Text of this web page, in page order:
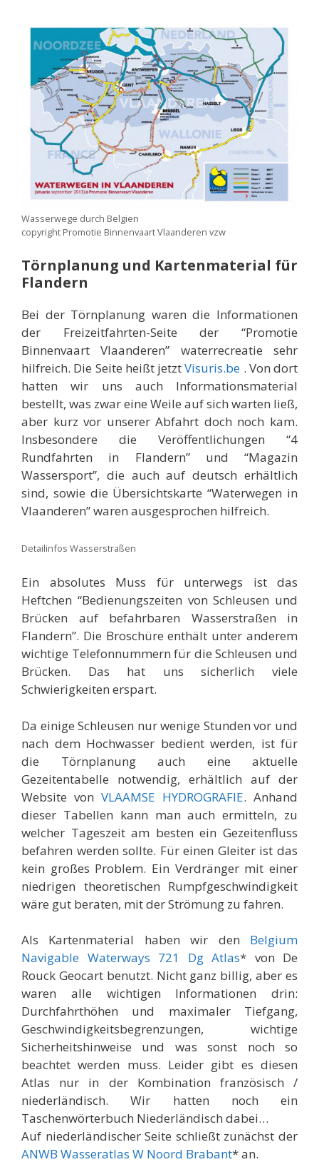
Wasserwege durch Belgien
copyright Promotie Binnenvaart Vlaanderen vzw
Törnplanung und Kartenmaterial für
Flandern
Bei der Törnplanung waren die Informationen
der Freizeitfahrten-Seite der “Promotie
Binnenvaart Vlaanderen” waterrecreatie sehr
hilfreich. Die Seite heißt jetztVisuris.be . Von dort
hatten wir uns auch Informationsmaterial
bestellt, was zwar eine Weile auf sich warten ließ,
aber kurz vor unserer Abfahrt doch noch kam.
Insbesondere die Veröffentlichungen “4
Rundfahrten in Flandern” und “Magazin
Wassersport”, die auch auf deutsch erhältlich
sind, sowie die Übersichtskarte “Waterwegen in
Vlaanderen” waren ausgesprochen hilfreich.
Detailinfos Wasserstraßen
Ein absolutes Muss für unterwegs ist das
Heftchen “Bedienungszeiten von Schleusen und
Brücken auf befahrbaren Wasserstraßen in
Flandern”. Die Broschüre enthält unter anderem
wichtige Telefonnummern für die Schleusen und
Brücken. Das hat uns sicherlich viele
Schwierigkeiten erspart.
Da einige Schleusen nur wenige Stunden vor und
nach dem Hochwasser bedient werden, ist für
die Törnplanung auch eine aktuelle
Gezeitentabelle notwendig, erhältlich auf der
Website von VLAAMSE HYDROGRAFIE. Anhand
dieser Tabellen kann man auch ermitteln, zu
welcher Tageszeit am besten ein Gezeitenfluss
befahren werden sollte. Für einen Gleiter ist das
kein großes Problem. Ein Verdränger mit einer
niedrigen theoretischen Rumpfgeschwindigkeit
wäre gut beraten, mit der Strömung zu fahren.
Als Kartenmaterial haben wir den Belgium
Navigable Waterways 721 Dg Atlas* von De
Rouck Geocart benutzt. Nicht ganz billig, aber es
waren alle wichtigen Informationen drin:
Durchfahrthöhen und maximaler Tiefgang,
Geschwindigkeitsbegrenzungen, wichtige
Sicherheitshinweise und was sonst noch so
beachtet werden muss. Leider gibt es diesen
Atlas nur in der Kombination französisch /
niederländisch. Wir hatten noch ein
Taschenwörterbuch Niederländisch dabei…
Auf niederländischer Seite schließt zunächst der
ANWB Wasseratlas W Noord Brabant* an.